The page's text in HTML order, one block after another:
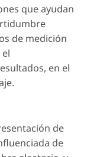
que ayudan
de medición
en el
de
de